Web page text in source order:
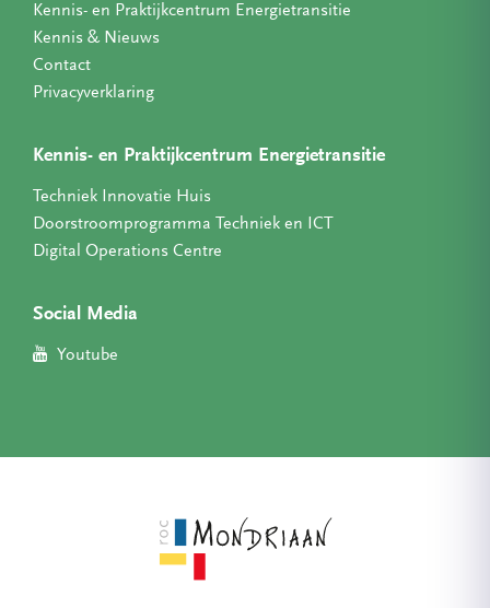
Kennis- en Praktijkcentrum Energietransitie
Kennis & Nieuws
Contact
Privacyverklaring
Kennis- en Praktijkcentrum Energietransitie
Techniek Innovatie Huis
Doorstroomprogramma Techniek en ICT
Digital Operations Centre
Social Media
Youtube